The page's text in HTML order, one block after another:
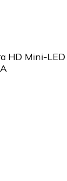
HD Mini-